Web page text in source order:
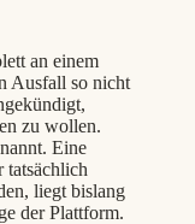
an einem
Ausfall so nicht
zu wollen.
Eine
tatsächlich
liegt bislang
der Plattform.